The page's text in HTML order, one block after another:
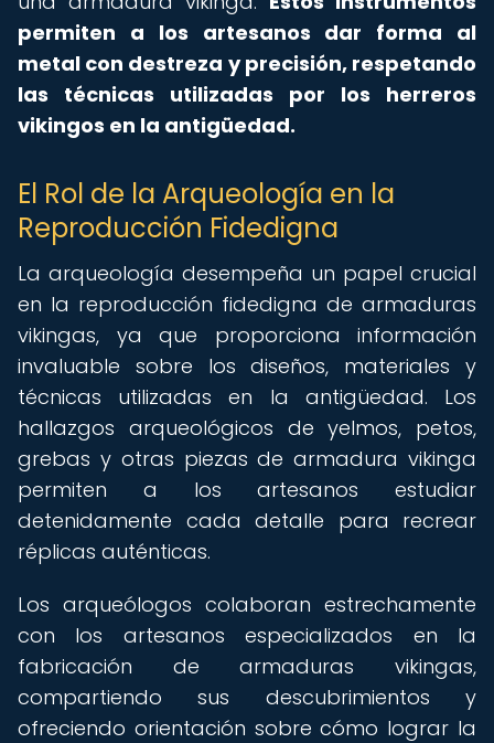
permiten a los artesanos dar forma al
metal con destreza y precisión, respetando
las técnicas utilizadas por los herreros
vikingos en la antigüedad.
El Rol de la Arqueología en la
Reproducción Fidedigna
La arqueología desempeña un papel crucial
en la reproducción fidedigna de armaduras
vikingas, ya que proporciona información
invaluable sobre los diseños, materiales y
técnicas utilizadas en la antigüedad. Los
hallazgos arqueológicos de yelmos, petos,
grebas y otras piezas de armadura vikinga
permiten a los artesanos estudiar
detenidamente cada detalle para recrear
réplicas auténticas.
Los arqueólogos colaboran estrechamente
con los artesanos especializados en la
fabricación de armaduras vikingas,
compartiendo sus descubrimientos y
ofreciendo orientación sobre cómo lograr la